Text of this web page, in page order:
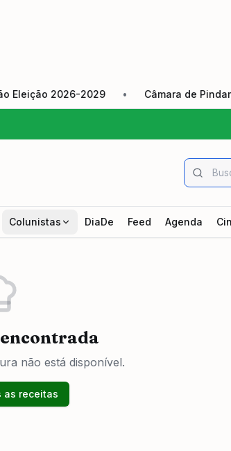
2026-2029 • Câmara de
Colunistas DiaDe Feed Agenda
não está disponível.
as receitas